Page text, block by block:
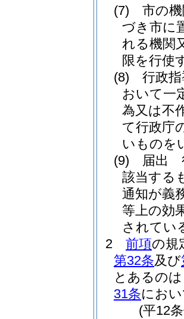
(7)
市の
づき市に
れる機関
限を行使
(8)
行政
おいて一
為又は不
て行政庁
いものを
(9)
届出
該当する
通知が義
等上の効
されてい
2
前項の規
第32条及び
とあるの
31条にお
(平12